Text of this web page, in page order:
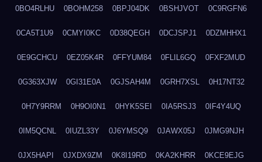
0BO4RLHU 0BOHM258 0BPJ04DK 0BSHJVOT 0C9RGFN6
0CA5T1U9 0CMYI0KC 0D38QEGH 0DCJSPJ1 0DZMHHX1
0E9GCHCU 0EZ05K4R 0FFYUM84 0FLIL6GQ 0FXF2MUD
0G363XJW 0GI31E0A 0GJSAH4M 0GRH7XSL 0H17NT32
0H7Y9RRM 0H9OI0N1 0HYK5SEI 0IA5RSJ3 0IF4Y4UQ
0IM5QCNL 0IUZL33Y 0J6YMSQ9 0JAWX05J 0JMG9NJH
0JX5HAPI 0JXDX9ZM 0K8I19RD 0KA2KHRR 0KCE9EJG